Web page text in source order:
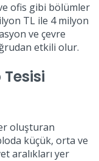
ve ofis gibi bölümler
TL ile 4 milyon
ve çevre
etkili olur.
Tesisi
oluşturan
küçük, orta ve
aralıkları yer